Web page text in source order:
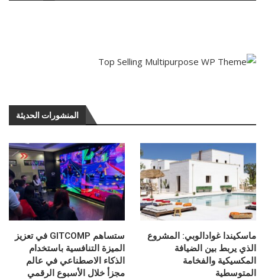
المنشورات الحديثة
ماسكيندا غوادالوبي: المشروع
الذي يربط بين الضيافة
المكسيكية والفخامة
المتوسطية
ستساهم GITCOMP في تعزيز
الميزة التنافسية باستخدام
الذكاء الاصطناعي في عالم
مجزأ خلال الأسبوع الرقمي